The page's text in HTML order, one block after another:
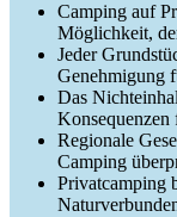
Camping auf
Möglichkeit,
Jeder
Genehmigung
Das
Konsequenzen
Regionale
Camping
Privatcamping